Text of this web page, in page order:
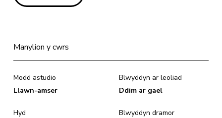
Manylion y cwrs
Modd astudio
Llawn-amser
Hyd
Blwyddyn ar leoliad
Ddim ar gael
Blwyddyn dramor